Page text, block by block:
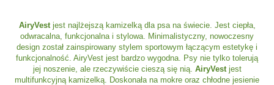
AiryVestjest najlżejszą kamizelką dla psa na świecie. Jest ciepła,
odwracalna, funkcjonalna i stylowa. Minimalistyczny, nowoczesny
design został zainspirowany stylem sportowym łączącym estetykę i
funkcjonalność. AiryVest jest bardzo wygodna. Psy nie tylko tolerują
jej noszenie, ale rzeczywiście cieszą się nią. AiryVestjest
multifunkcyjną kamizelką. Doskonała na mokre oraz chłodne jesienie